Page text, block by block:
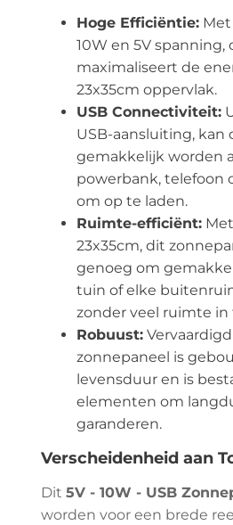
Hoge Efficiëntie:
10W en 5V spanning,
maximaliseert de
23x35cm oppervlak.
USB Connectiviteit:
USB-aansluiting, kan
gemakkelijk worden
powerbank, telefoon
om op te laden.
Ruimte-efficiënt:
23x35cm, dit
genoeg om
tuin of elke
zonder veel ruimte
Robuust:
zonnepaneel is
levensduur en is
elementen om
garanderen.
Verscheidenheid aan
Dit5V - 10W - USB
worden voor een brede